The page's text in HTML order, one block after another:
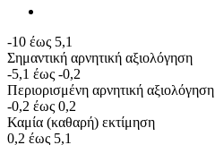
-10 έως 5,1
Σημαντική αρνητική αξιολόγηση
-5,1 έως -0,2
Περιορισμένη αρνητική αξιολόγηση
-0,2 έως 0,2
Καμία (καθαρή) εκτίμηση
0,2 έως 5,1